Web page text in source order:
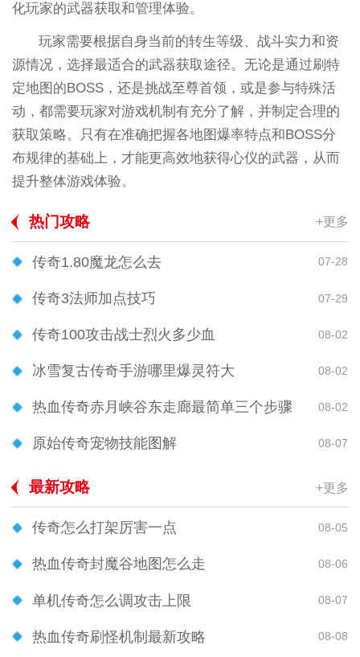
化玩家的武器获取和管理体验。
玩家需要根据自身当前的转生等级、战斗实力和资
源情况，选择最适合的武器获取途径。无论是通过刷特
定地图的BOSS，还是挑战至尊首领，或是参与特殊活
动，都需要玩家对游戏机制有充分了解，并制定合理的
获取策略。只有在准确把握各地图爆率特点和BOSS分
布规律的基础上，才能更高效地获得心仪的武器，从而
提升整体游戏体验。
热门攻略 +更多
传奇1.80魔龙怎么去 07-28
传奇3法师加点技巧 07-29
传奇100攻击战士烈火多少血 08-02
冰雪复古传奇手游哪里爆灵符大 08-02
热血传奇赤月峡谷东走廊最简单三个步骤 08-02
原始传奇宠物技能图解 08-07
最新攻略 +更多
传奇怎么打架厉害一点 08-05
热血传奇封魔谷地图怎么走 08-06
单机传奇怎么调攻击上限 08-07
热血传奇刷怪机制最新攻略 08-08